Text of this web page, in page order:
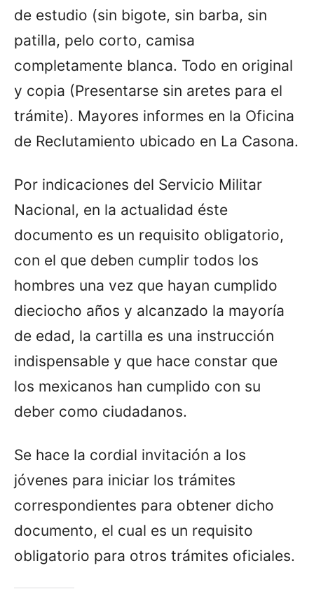
de estudio (sin bigote, sin barba, sin
patilla, pelo corto, camisa
completamente blanca. Todo en original
y copia (Presentarse sin aretes para el
trámite). Mayores informes en la Oficina
de Reclutamiento ubicado en La Casona.
Por indicaciones del Servicio Militar
Nacional, en la actualidad éste
documento es un requisito obligatorio,
con el que deben cumplir todos los
hombres una vez que hayan cumplido
dieciocho años y alcanzado la mayoría
de edad, la cartilla es una instrucción
indispensable y que hace constar que
los mexicanos han cumplido con su
deber como ciudadanos.
Se hace la cordial invitación a los
jóvenes para iniciar los trámites
correspondientes para obtener dicho
documento, el cual es un requisito
obligatorio para otros trámites oficiales.